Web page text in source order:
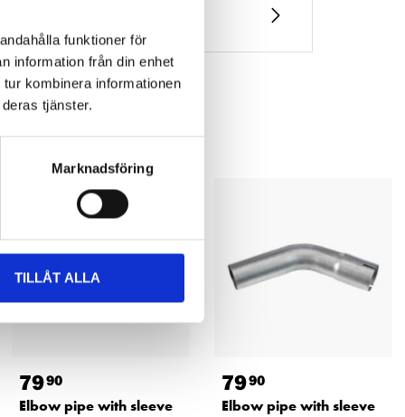
funktioner för
information från din enhet
kombinera informationen
tjänster.
Marknadsföring
TILLÅT ALLA
7990
Elbow pipe with sleeve
7990
Elbow pipe with sleeve